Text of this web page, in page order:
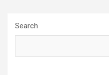
Search